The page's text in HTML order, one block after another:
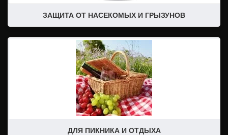
ЗАЩИТА ОТ НАСЕКОМЫХ И ГРЫЗУНОВ
ДЛЯ ПИКНИКА И ОТДЫХА
Игрушки, игры и развлечения
Развлечения на природе
Средства защиты на природе
Шампуры, решетки, шпажки